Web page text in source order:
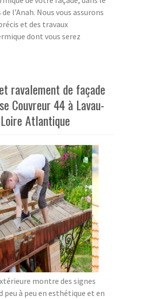
l’Anah. Nous vous assurons
et des travaux
dont vous serez
ravalement de façade
Couvreur 44 à Lavau-
Atlantique
montre des signes
peu à peu en esthétique et en